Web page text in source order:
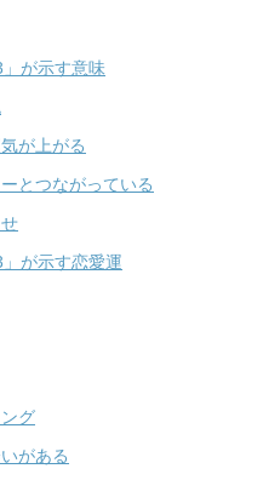
が示す意味
が上がる
とつながっている
が示す恋愛運
グ
がある